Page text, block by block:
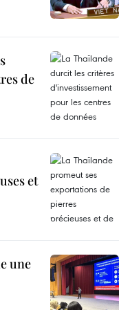
de
et
une